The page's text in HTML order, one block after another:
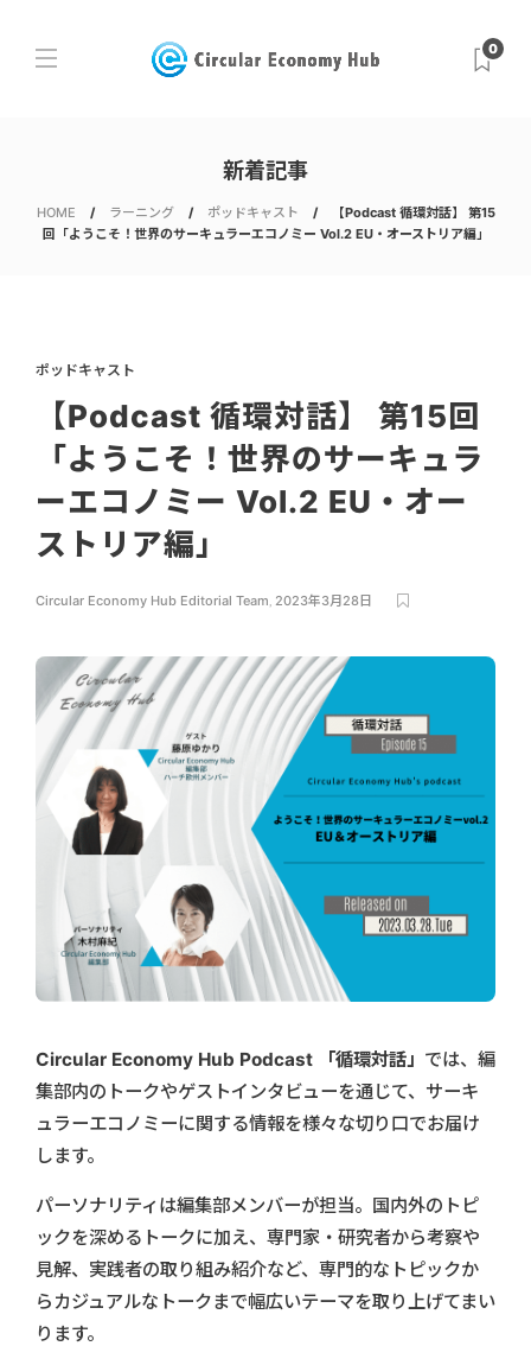
0
新着記事
HOME ラーニング ポッドキャスト
【Podcast 循環対話】 第15
回「ようこそ！世界のサーキュラーエコノミー Vol.2 EU・オーストリア編」
ポッドキャスト
【Podcast 循環対話】 第15回
「ようこそ！世界のサーキュラ
ーエコノミー Vol.2 EU・オー
ストリア編」
Circular Economy Hub Editorial Team, 2023年3月28日
Circular Economy Hub Podcast 「循環対話」 では、編
集部内のトークやゲストインタビューを通じて、サーキ
ュラーエコノミーに関する情報を様々な切り口でお届け
します。
パーソナリティは編集部メンバーが担当。国内外のトピ
ックを深めるトークに加え、専門家・研究者から考察や
見解、実践者の取り組み紹介など、専門的なトピックか
らカジュアルなトークまで幅広いテーマを取り上げてまい
ります。